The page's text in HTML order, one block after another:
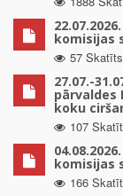
komisijas
57 Skatīts
27.07.-
pārvaldes
koku
107
komisijas
166